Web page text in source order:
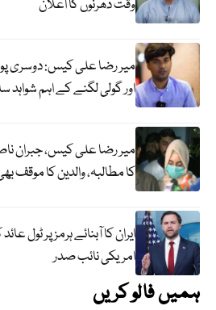
وقت دھرنوں کا اعلان
میر رضا علی کیس: دوسری
اور گولی لگنے کے اہم شواہد
میر رضا علی کیس، جبران
کا مطالبہ، والدین کا موقف
ایران کا آبنائے ہرمز پر ٹول
امریکی نائب صدر
ہمیں فالو کریں